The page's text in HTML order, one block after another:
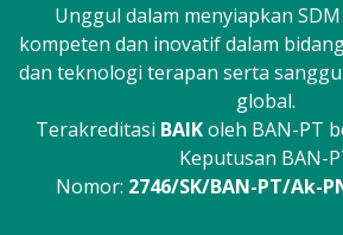
Unggul dalam menyiapkan
kompeten dan inovatif dalam
dan teknologi terapan serta
global.
Terakreditasi BAIKoleh BAN-PT
Keputusan BAN-
Nomor: 2746/SK/BAN-PT/Ak-